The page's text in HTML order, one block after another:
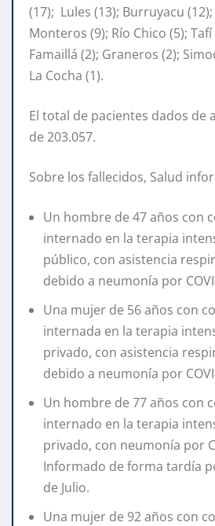
(17); Lules (13); Burruyacu
Monteros (9); Río Chico (5); Tafí
Famaillá (2); Graneros (2);
La Cocha (1).
El total de pacientes dados de
de 203.057.
Sobre los fallecidos, Salud
Un hombre de 47 años con
internado en la terapia
público, con asistencia
debido a neumonía por
Una mujer de 56 años con
internada en la terapia
privado, con asistencia
debido a neumonía por
Un hombre de 77 años con
internado en la terapia
privado, con neumonía por
Informado de forma tardía
de Julio.
Una mujer de 92 años con